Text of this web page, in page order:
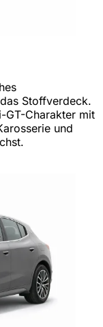
Stoffverdeck.
GT-Charakter mit
und